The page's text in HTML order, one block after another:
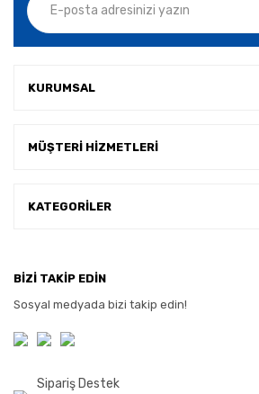
KURUMSAL
MÜŞTERİ HİZMETLERİ
KATEGORİLER
BİZİ TAKİP EDİN
Sosyal medyada bizi takip edin!
Sipariş Destek